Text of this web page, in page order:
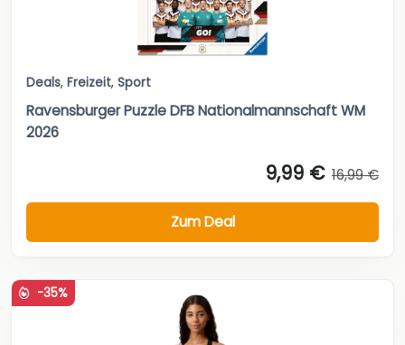
Deals, Freizeit, Sport
Ravensburger Puzzle DFB Nationalmannschaft WM
2026
9,99 € 16,99 €
Zum Deal
-35%